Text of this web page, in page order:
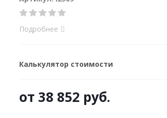
Подробнее
Калькулятор стоимости
от38 852 руб.